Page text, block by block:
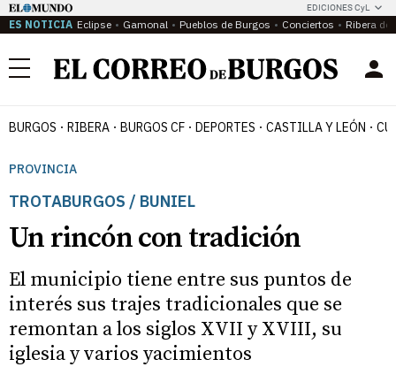
EDICIONES CyL
ES NOTICIA Eclipse Gamonal Pueblos de Burgos Conciertos Ribera del
Menú
BURGOS RIBERA BURGOS CF DEPORTES CASTILLA Y LEÓN
PROVINCIA
TROTABURGOS / BUNIEL
Un rincón con tradición
El municipio tiene entre sus puntos de
interés sus trajes tradicionales que se
remontan a los siglos XVII y XVIII, su
iglesia y varios yacimientos